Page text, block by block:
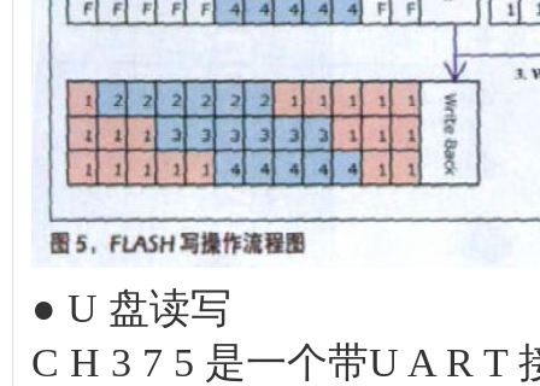
● U 盘读写
C H 3 7 5 是一个带U A R T